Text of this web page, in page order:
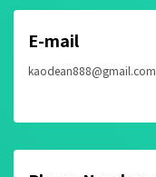
E-mail
kaodean888@gmail.com